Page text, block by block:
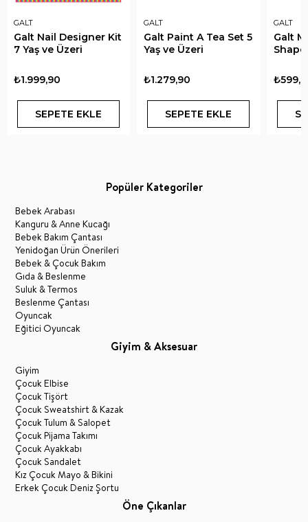
GALT
Galt Nail Designer Kit
7 Yaş ve Üzeri
₺1.999,90
SEPETE EKLE
GALT
Galt Paint A Tea Set 5
Yaş ve Üzeri
₺1.279,90
SEPETE EKLE
GALT
Galt
Popüler Kategoriler
Bebek Arabası
Kanguru & Anne Kucağı
Bebek Bakım Çantası
Yenidoğan Ürün Önerileri
Bebek & Çocuk Bakım
Gıda & Beslenme
Suluk & Termos
Beslenme Çantası
Oyuncak
Eğitici Oyuncak
Giyim & Aksesuar
Giyim
Çocuk Elbise
Çocuk Tişört
Çocuk Sweatshirt & Kazak
Çocuk Tulum & Salopet
Çocuk Pijama Takımı
Çocuk Ayakkabı
Çocuk Sandalet
Kız Çocuk Mayo & Bikini
Erkek Çocuk Deniz Şortu
Öne Çıkanlar